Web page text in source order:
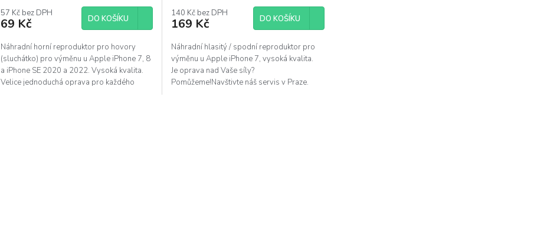
produktu
je
z
5
hvězdiček.
57 Kč bez DPH
69 Kč DO KOŠÍKU
Náhradní horní reproduktor pro hovory
(sluchátko) pro výměnu u Apple iPhone 7, 8
a iPhone SE 2020 a 2022. Vysoká kvalita.
Velice jednoduchá oprava pro každého
produktu
je
z
5
hvězdiček.
140 Kč bez DPH
169 Kč DO KOŠÍKU
Náhradní hlasitý / spodní reproduktor pro
výměnu u Apple iPhone 7, vysoká kvalita.
Je oprava nad Vaše síly?
Pomůžeme!Navštivte náš servis v Praze.